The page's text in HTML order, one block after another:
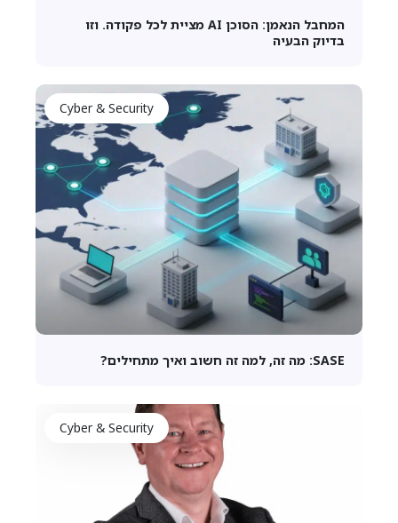
המחבל הנאמן: הסוכן AI מציית לכל פקודה. וזו
בדיוק הבעיה
Cyber & Security
SASE: מה זה, למה זה חשוב ואיך מתחילים?
Cyber & Security